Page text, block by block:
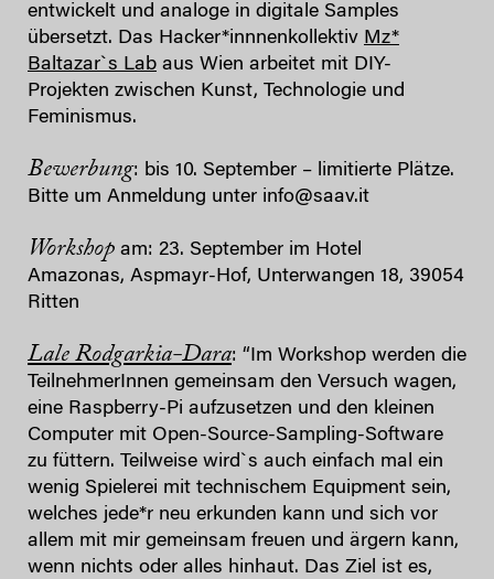
entwickelt und analoge in digitale Samples
übersetzt. Das Hacker*innnenkollektiv Mz*
Baltazar`s Lab aus Wien arbeitet mit DIY-
Projekten zwischen Kunst, Technologie und
Feminismus.
Bewerbung: bis 10. September – limitierte Plätze.
Bitte um Anmeldung unter info@saav.it
Workshop am: 23. September im Hotel
Amazonas, Aspmayr-Hof, Unterwangen 18, 39054
Ritten
Lale Rodgarkia-Dara: “Im Workshop werden die
TeilnehmerInnen gemeinsam den Versuch wagen,
eine Raspberry-Pi aufzusetzen und den kleinen
Computer mit Open-Source-Sampling-Software
zu füttern. Teilweise wird`s auch einfach mal ein
wenig Spielerei mit technischem Equipment sein,
welches jede*r neu erkunden kann und sich vor
allem mit mir gemeinsam freuen und ärgern kann,
wenn nichts oder alles hinhaut. Das Ziel ist es,